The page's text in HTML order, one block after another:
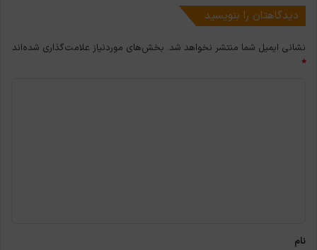
دیدگاهتان را بنویسید
نشانی ایمیل شما منتشر نخواهد شد. بخش‌های موردنیاز علامت‌گذاری شده‌اند
*
نام